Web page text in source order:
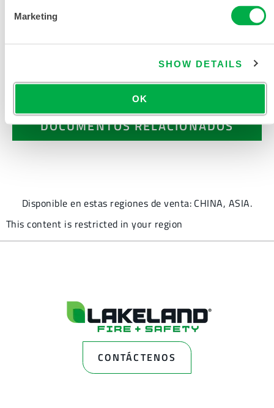
Marketing
SHOW DETAILS
OK
DOCUMENTOS RELACIONADOS
TABLA DE TALLAS DE ROPA
QUÍMICA Y DESECHABLE
Disponible en estas regiones de venta: CHINA, ASIA.
This content is restricted in your region
CONTÁCTENOS